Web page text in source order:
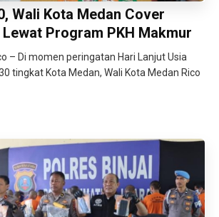
Wali Kota Medan Cover
Program PKH Makmur
– Di momen peringatan Hari Lanjut Usia
tingkat Kota Medan, Wali Kota Medan Rico